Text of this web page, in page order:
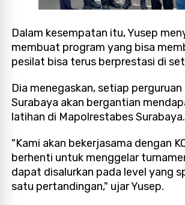
Dalam kesempatan itu, Yusep
membuat program yang bisa
pesilat bisa terus berprestasi di
Dia menegaskan, setiap
Surabaya akan bergantian
latihan di Mapolrestabes Surabaya.
"Kami akan bekerjasama dengan
berhenti untuk menggelar
dapat disalurkan pada level yang
satu pertandingan," ujar Yusep.